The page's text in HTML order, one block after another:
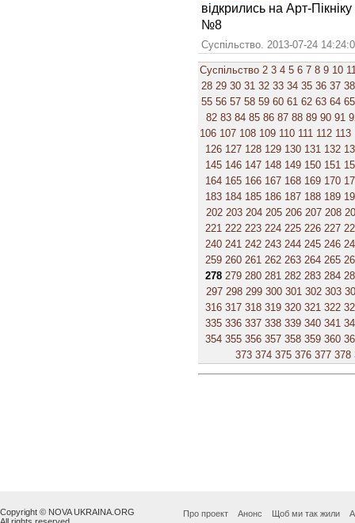
відкрились на Арт-
№8
Суспільство. 2013-07-24
Суспільство 2 3 4 5 6 7 8 9 10
28 29 30 31 32 33 34 35 36 37 38
55 56 57 58 59 60 61 62 63 64 65
82 83 84 85 86 87 88 89 90 91
106 107 108 109 110 111 112 113
126 127 128 129 130 131 132
145 146 147 148 149 150 151
164 165 166 167 168 169 170
183 184 185 186 187 188 189
202 203 204 205 206 207 208
221 222 223 224 225 226 227
240 241 242 243 244 245 246
259 260 261 262 263 264 265
278 279 280 281 282 283 284
297 298 299 300 301 302 303
316 317 318 319 320 321 322
335 336 337 338 339 340 341
354 355 356 357 358 359 360
373 374 375 376 377 378
Copyright © NOVA UKRAINA.ORG
Про проект Анонс Щоб ми так жили